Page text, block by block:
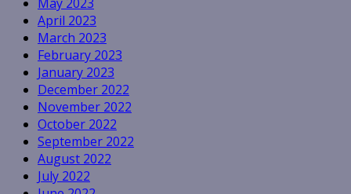
April 2023
March 2023
February 2023
January 2023
December 2022
November 2022
October 2022
September 2022
August 2022
July 2022